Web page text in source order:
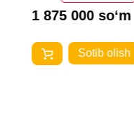
1 875 000 so‘m
Sotib olish